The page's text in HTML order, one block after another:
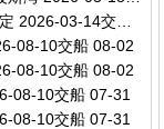
08-10交船 08-02
08-10交船 08-02
08-10交船 07-31
08-10交船 07-31